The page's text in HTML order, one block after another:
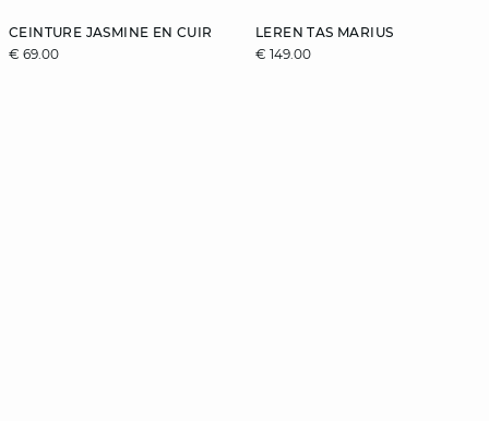
CEINTURE JASMINE EN CUIR
€ 69.00
LEREN TAS MARIUS
€ 149.00